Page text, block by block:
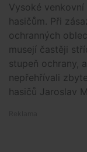
Vysoké
hasičům. Při
ochranných
musejí častěji
stupeň ochrany,
nepřehřívali
hasičů Jaroslav